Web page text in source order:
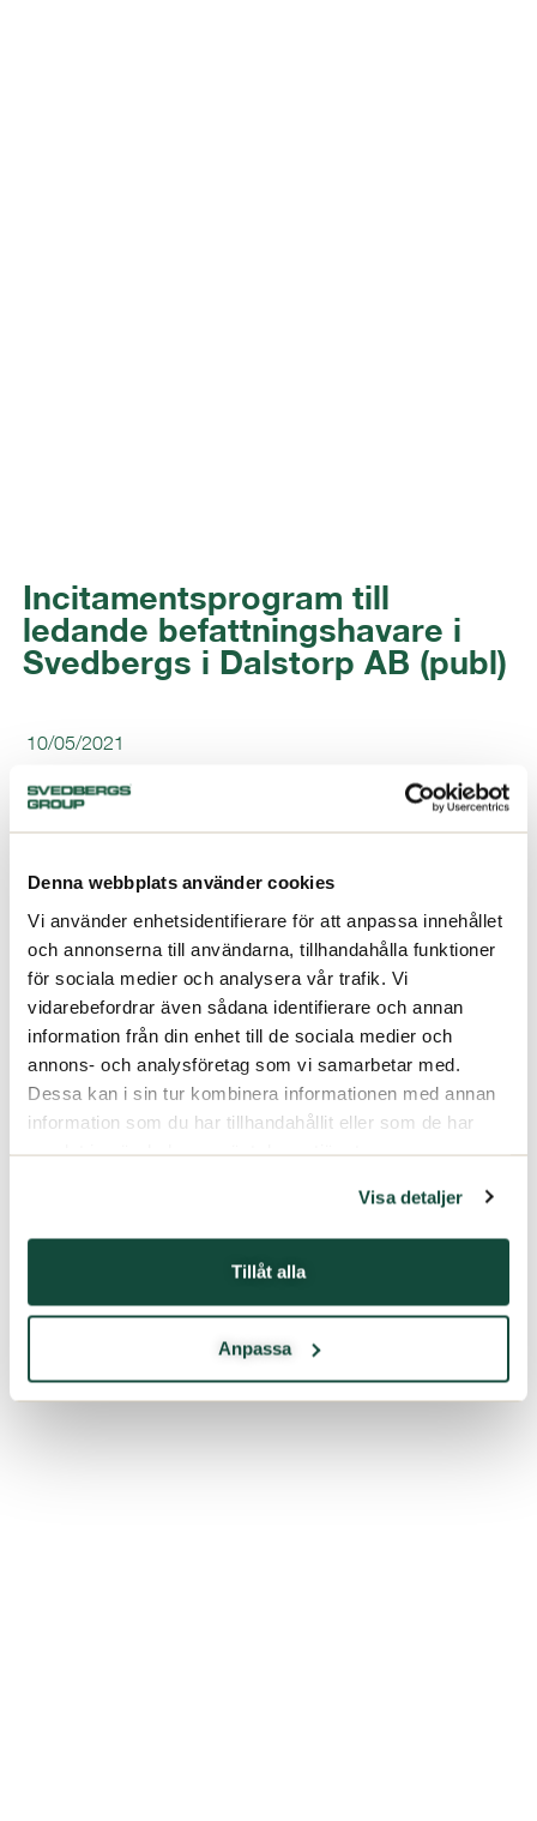
Denna webbplats använder cookies
Vi använder enhetsidentifierare för att anpassa innehållet
och annonserna till användarna, tillhandahålla funktioner
för sociala medier och analysera vår trafik. Vi
vidarebefordrar även sådana identifierare och annan
information från din enhet till de sociala medier och
annons- och analysföretag som vi samarbetar med.
Dessa kan i sin tur kombinera informationen med annan
information som du har tillhandahållit eller som de har
samlat in när du har använt deras tjänster.
Visa detaljer
Tillåt alla
Anpassa
Incitamentsprogram till
ledande befattningshavare i
Svedbergs i Dalstorp AB (publ)
10/05/2021